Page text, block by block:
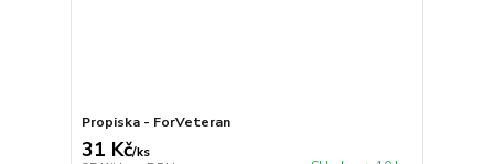
Propiska - ForVeteran
31 Kč/ks